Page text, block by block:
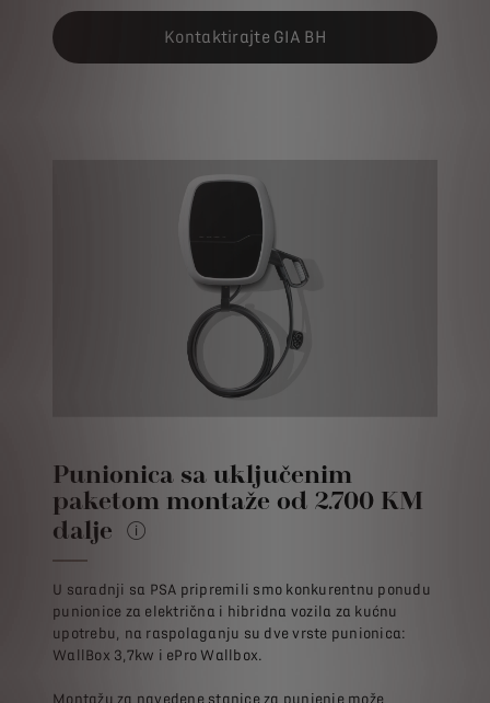
Kontaktirajte GIA BH
Punionica sa uključenim
paketom montaže od 2.700 KM
dalje
U saradnji sa PSA pripremili smo konkurentnu ponudu
punionice za električna i hibridna vozila za kućnu
upotrebu, na raspolaganju su dve vrste punionica:
WallBox 3,7kw i ePro Wallbox.
Montažu za navedene stanice za punjenje može